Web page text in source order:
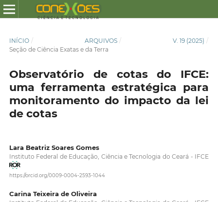
INÍCIO / ARQUIVOS / V. 19 (2025) /
Seção de Ciência Exatas e da Terra
Observatório de cotas do IFCE:
uma ferramenta estratégica para
monitoramento do impacto da lei
de cotas
Lara Beatriz Soares Gomes
Instituto Federal de Educação, Ciência e Tecnologia do Ceará - IFCE
https://orcid.org/0009-0004-2593-1044
Carina Teixeira de Oliveira